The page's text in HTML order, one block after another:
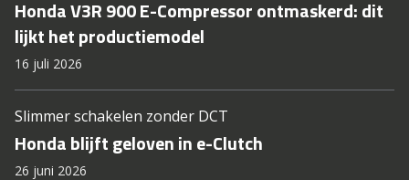
Honda V3R 900 E-Compressor ontmaskerd: dit
lijkt het productiemodel
16 juli 2026
Slimmer schakelen zonder DCT
Honda blijft geloven in e-Clutch
26 juni 2026